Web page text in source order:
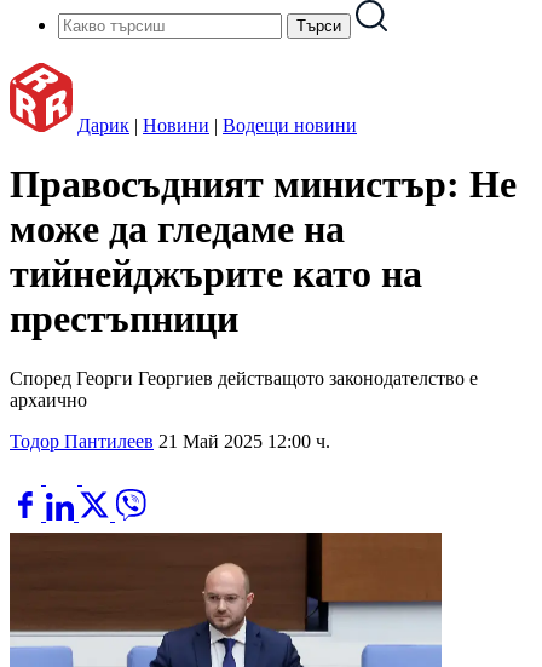
Дарик | Новини | Водещи новини
Правосъдният министър: Не
може да гледаме на
тийнейджърите като на
престъпници
Според Георги Георгиев действащото законодателство е
архаично
Тодор Пантилеев 21 Май 2025 12:00 ч.